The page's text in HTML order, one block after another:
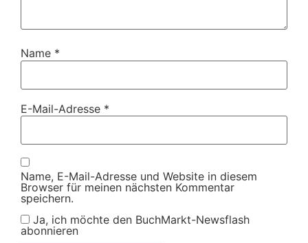
Name *
E-Mail-Adresse *
Name, E-Mail-Adresse und Website in diesem
Browser für meinen nächsten Kommentar
speichern.
Ja, ich möchte den BuchMarkt-Newsflash
abonnieren